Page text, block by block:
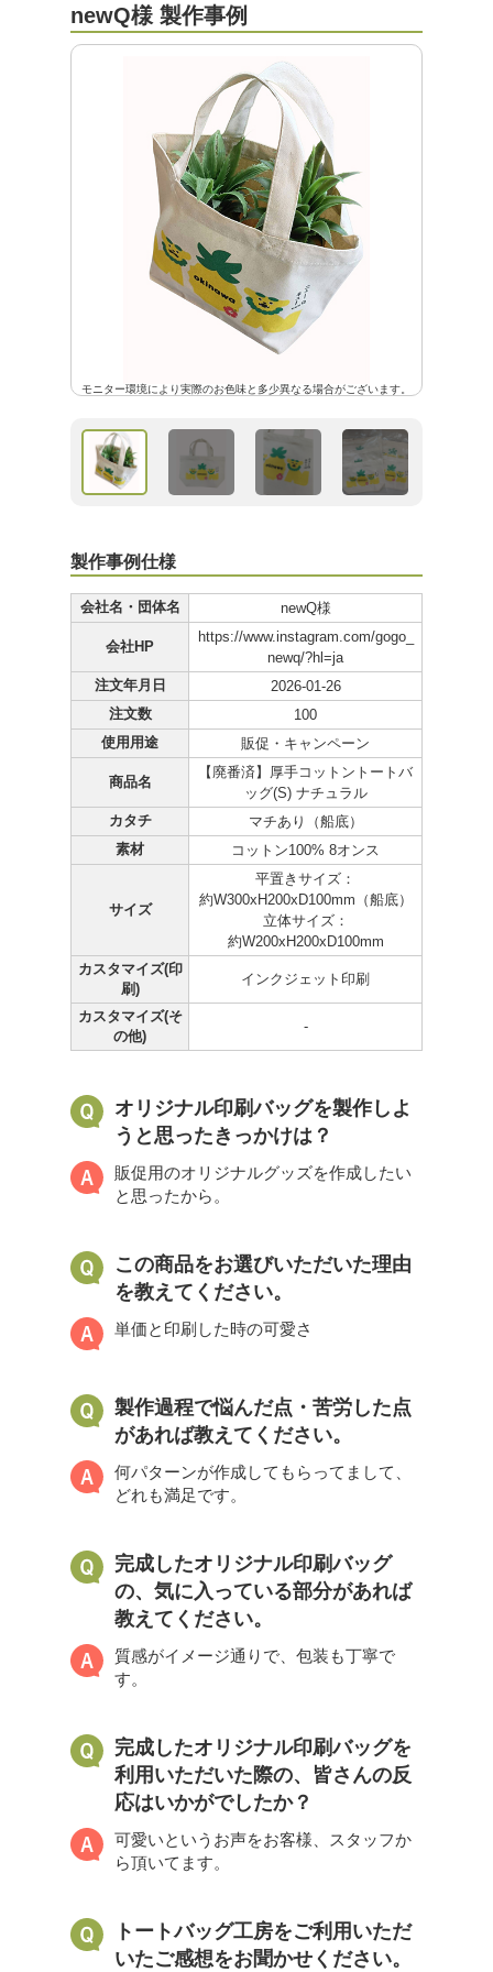
newQ様 製作事例
モニター環境により実際のお色味と多少異なる場合がございます。
製作事例仕様
会社名・団体名 newQ様
会社HP
https://www.instagram.com/gogo_
newq/?hl=ja
注文年月日
2026-01-26
注文数
100
使用用途
販促・キャンペーン
商品名
【廃番済】厚手コットントートバ
ッグ(S) ナチュラル
カタチ
マチあり（船底）
素材
コットン100% 8オンス
サイズ
平置きサイズ：
約W300xH200xD100mm（船底）
立体サイズ：
約W200xH200xD100mm
カスタマイズ(印
刷)
インクジェット印刷
カスタマイズ(そ
の他)
-
オリジナル印刷バッグを製作しよ
うと思ったきっかけは？
販促用のオリジナルグッズを作成したい
と思ったから。
この商品をお選びいただいた理由
を教えてください。
単価と印刷した時の可愛さ
製作過程で悩んだ点・苦労した点
があれば教えてください。
何パターンが作成してもらってまして、
どれも満足です。
完成したオリジナル印刷バッグ
の、気に入っている部分があれば
教えてください。
質感がイメージ通りで、包装も丁寧で
す。
完成したオリジナル印刷バッグを
利用いただいた際の、皆さんの反
応はいかがでしたか？
可愛いというお声をお客様、スタッフか
ら頂いてます。
トートバッグ工房をご利用いただ
いたご感想をお聞かせください。